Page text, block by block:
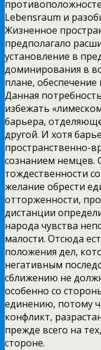
Lebensraum и
Жизненное
предполагало
установление в
доминирования в
плане, обеспечение
Данная потребность
избежать
барьера,
другой. И хотя
пространственно-
сознанием немцев.
тождественности
желание обрести
отторженности,
дистанции
народа чувства
малости. Отсюда
положения дел,
негативным
сближению не
особенно со
единению, потому
конфликт,
прежде всего на
стороне.